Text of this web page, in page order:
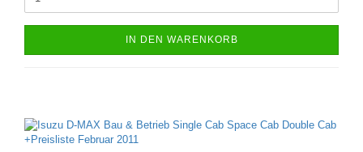
IN DEN WARENKORB